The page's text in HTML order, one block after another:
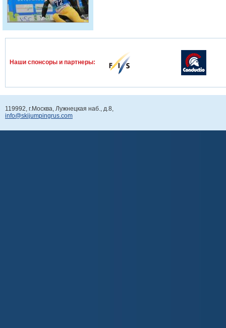
Наши спонcоры и партнеры:
119992, г.Москва, Лужнецкая наб., д.8,
info@skijumpingrus.com